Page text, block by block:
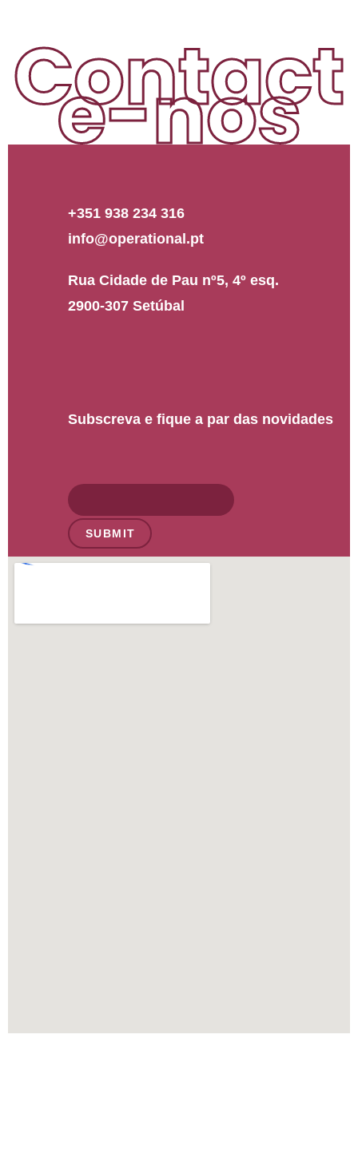
Contact
e-nos
+351 938 234 316
info@operational.pt
Rua Cidade de Pau nº5, 4º esq.
2900-307 Setúbal
Subscreva e fique a par das novidades